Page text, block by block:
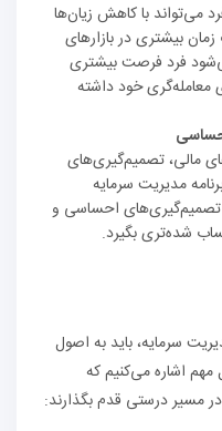
می‌تواند با کاهش زیان‌ها
بیشتری در بازارهای
فرد فرصت بیشتری
معامله‌گری خود داشته
مالی، تصمیم‌گیری‌های
مدیریت سرمایه
احساسی و
شده‌تری بگیرد.
سرمایه، باید به اصول
مهم اشاره می‌کنیم که
مسیر درستی قدم بگذارند: